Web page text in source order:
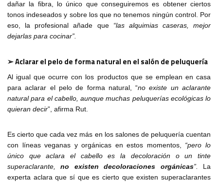
dañar la fibra, lo único que conseguiremos es obtener ciertos
tonos indeseados y sobre los que no tenemos ningún control. Por
eso, la profesional añade que “las alquimias caseras, mejor
dejarlas para cocinar”.
➢ Aclarar el pelo de forma natural en el salón de peluquería
Al igual que ocurre con los productos que se emplean en casa
para aclarar el pelo de forma natural, “no existe un aclarante
natural para el cabello, aunque muchas peluquerías ecológicas lo
quieran decir”, afirma Rut.
Es cierto que cada vez más en los salones de peluquería cuentan
con líneas veganas y orgánicas en estos momentos, “pero lo
único que aclara el cabello es la decoloración o un tinte
superaclarante,no existen decoloraciones orgánicas”.
La
experta aclara que sí que es cierto que existen superaclarantes